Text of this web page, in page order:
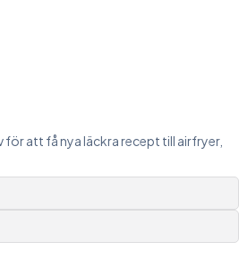
för att få nya läckra recept till airfryer,